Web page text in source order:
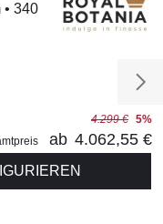
340
4.299 € 5%
ab 4.062,55 €